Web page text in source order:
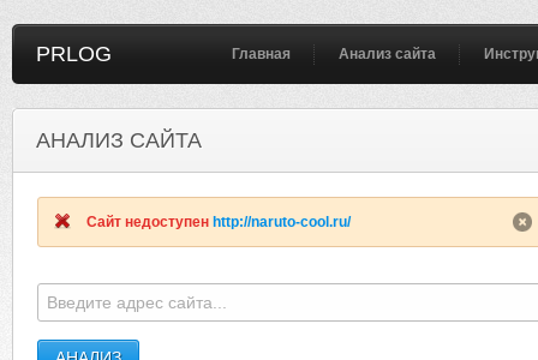
PRLOG Главная Анализ сайта
АНАЛИЗ САЙТА
Сайт недоступен http://naruto-cool.ru/